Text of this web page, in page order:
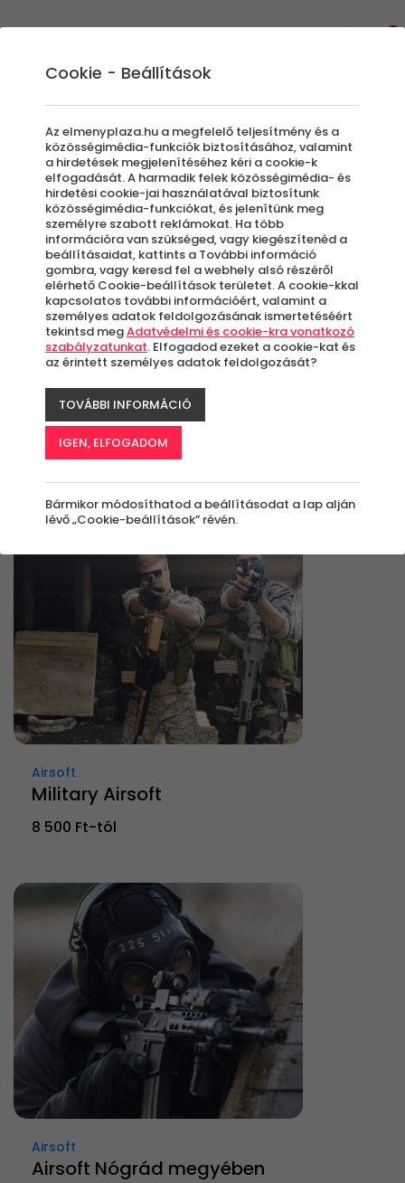
Airsoft
A militarista programok kedvelőinek tökéletes
program lehet egy kis Airsoftozás. Családdal,
barátokkal vagy akár kollégákkal
felejthetetlen és persze adrenalinnal teli
élményeket szerezhetsz nem mindennapi
környezetben.
Szűrők beállítása
Élmények
Airsoft
Military Airsoft
8 500 Ft-tól
Airsoft
Airsoft Nógrád megyében
Cookie - Beállítások
Az elmenyplaza.hu a megfelelő teljesítmény és a
közösségimédia-funkciók biztosításához, valamint
a hirdetések megjelenítéséhez kéri a cookie-k
elfogadását. A harmadik felek közösségimédia- és
hirdetési cookie-jai használatával biztosítunk
közösségimédia-funkciókat, és jelenítünk meg
személyre szabott reklámokat. Ha több
információra van szükséged, vagy kiegészítenéd a
beállításaidat, kattints a További információ
gombra, vagy keresd fel a webhely alsó részéről
elérhető Cookie-beállítások területet. A cookie-kkal
kapcsolatos további információért, valamint a
személyes adatok feldolgozásának ismertetéséért
tekintsd megAdatvédelmi és cookie-kra vonatkozó
szabályzatunkat. Elfogadod ezeket a cookie-kat és
az érintett személyes adatok feldolgozását?
TOVÁBBI INFORMÁCIÓ
IGEN, ELFOGADOM
Bármikor módosíthatod a beállításodat a lap alján
lévő „Cookie-beállítások” révén.